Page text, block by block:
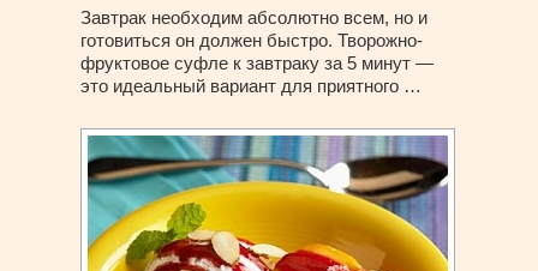
Завтрак необходим абсолютно всем, но и
готовиться он должен быстро. Творожно-
фруктовое суфле к завтраку за 5 минут —
это идеальный вариант для приятного …